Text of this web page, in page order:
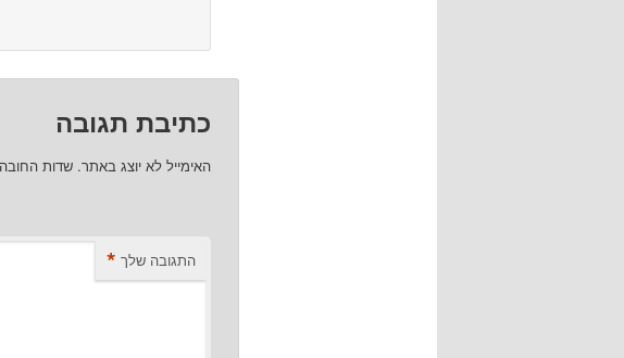
כתיבת תגובה
האימייל לא יוצג באתר. שדות
התגובה שלך *